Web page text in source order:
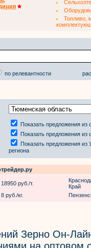
Топливо,
по релевантности
Показать предложения из
Показать предложения из
Показать предложения из
региона
18950 руб./т.
Край
8 руб./кг.
Зерно Он-